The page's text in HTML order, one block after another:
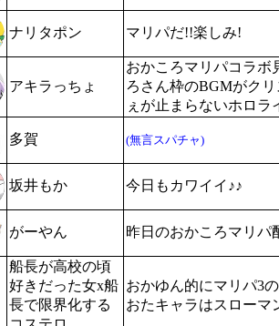
ナリタポン マリパだ!!楽しみ!
アキラっちょ
おかころマリパコラボ
ろさん枠のBGMがク
ぇが止まらないホロ
多賀 (無言スパチャ)
坂井もか 今日もカワイイ♪♪
がーやん 昨日のおかころマリパ
船長が高校の頃
好きだった女x船
長で限界化する
おかゆん的にマリパ3
おたキャラはスローマ